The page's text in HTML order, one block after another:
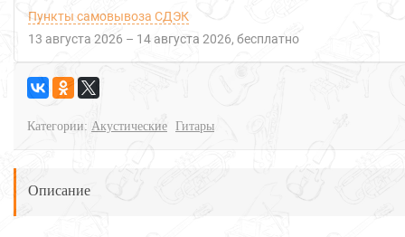
Пункты самовывоза СДЭК
13 августа 2026 – 14 августа 2026 Бесплатно
Категории: Акустические Гитары
Описание